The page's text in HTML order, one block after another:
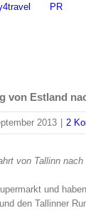
PR
von Estland
2013 2
von Tallinn
und
den Tallinner